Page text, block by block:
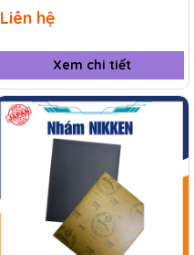
Liên hệ
Xem chi tiết